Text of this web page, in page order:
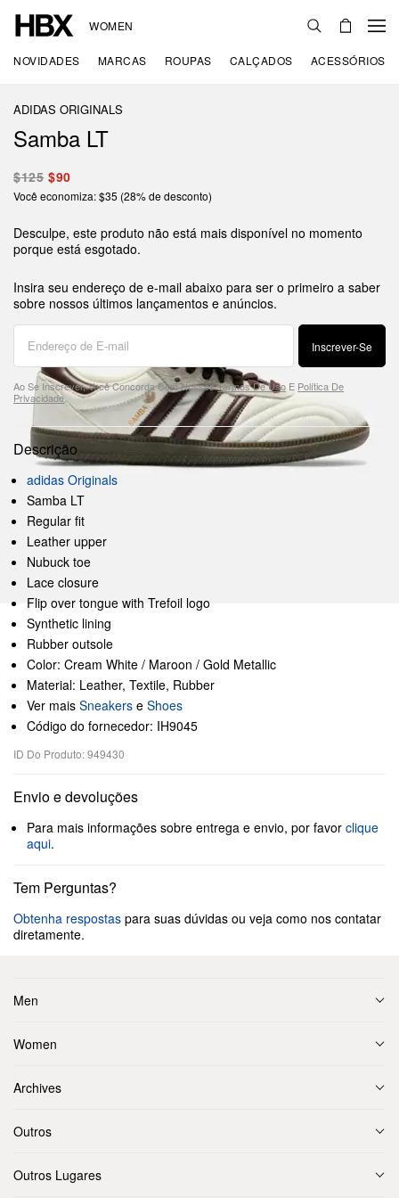
WOMEN
NOVIDADES MARCAS ROUPAS CALÇADOS ACESSÓRIOS
ADIDAS ORIGINALS
Samba LT
$125 $90
Você economiza: $35 (28% de desconto)
Desculpe, este produto não está mais disponível no momento
porque está esgotado.
Insira seu endereço de e-mail abaixo para ser o primeiro a saber
sobre nossos últimos lançamentos e anúncios.
Inscrever-Se
Ao Se Inscrever, Você Concorda Com NossosTermos De Uso E Política De
Privacidade.
Descrição
adidas Originals
Samba LT
Regular fit
Leather upper
Nubuck toe
Lace closure
Flip over tongue with Trefoil logo
Synthetic lining
Rubber outsole
Color: Cream White / Maroon / Gold Metallic
Material: Leather, Textile, Rubber
Ver mais Sneakers e Shoes
Código do fornecedor: IH9045
ID Do Produto: 949430
Envio e devoluções
Para mais informações sobre entrega e envio, por favor clique
aqui.
Tem Perguntas?
Obtenha respostas para suas dúvidas ou veja como nos contatar
diretamente.
Men
Women
Archives
Outros
Outros Lugares